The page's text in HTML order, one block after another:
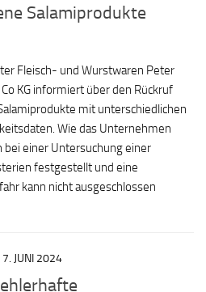
Salamiprodukte
Fleisch- und Wurstwaren Peter
KG informiert über den Rückruf
mit unterschiedlichen
Wie das Unternehmen
einer Untersuchung einer
festgestellt und eine
kann nicht ausgeschlossen
7. JUNI 2024